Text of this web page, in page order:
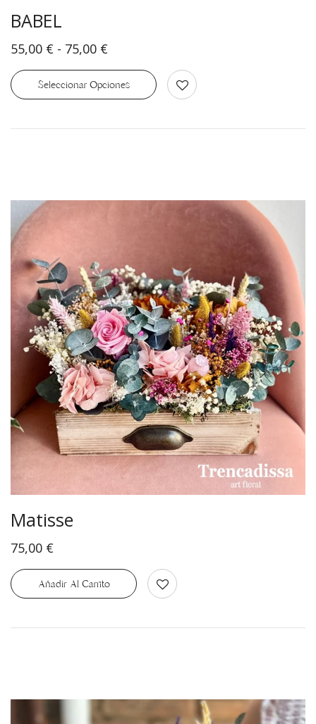
BABEL
55,00 € - 75,00 €
Seleccionar Opciones
Matisse
75,00 €
Añadir Al Carrito